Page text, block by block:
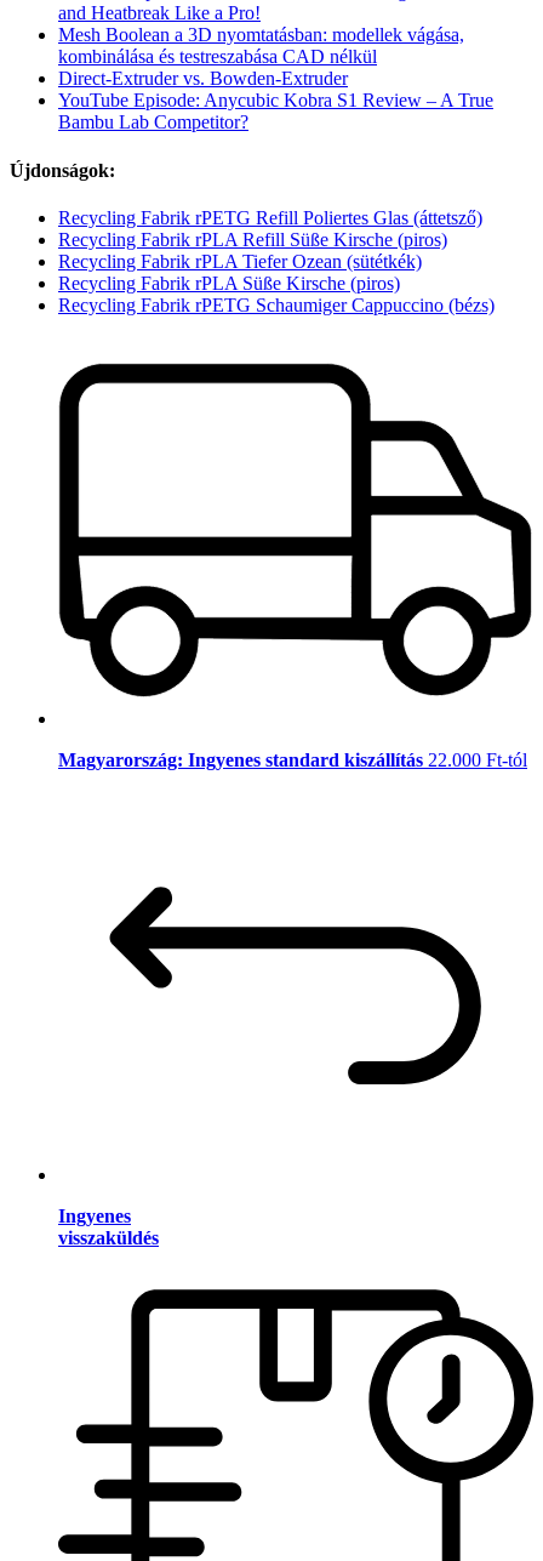
and Heatbreak Like a Pro!
Mesh Boolean a 3D nyomtatásban: modellek vágása,
kombinálása és testreszabása CAD nélkül
Direct-Extruder vs. Bowden-Extruder
YouTube Episode: Anycubic Kobra S1 Review – A True
Bambu Lab Competitor?
Újdonságok:
Recycling Fabrik rPETG Refill Poliertes Glas (áttetsző)
Recycling Fabrik rPLA Refill Süße Kirsche (piros)
Recycling Fabrik rPLA Tiefer Ozean (sütétkék)
Recycling Fabrik rPLA Süße Kirsche (piros)
Recycling Fabrik rPETG Schaumiger Cappuccino (bézs)
Magyarország: Ingyenes standard kiszállítás 22.000 Ft-tól
Ingyenes
visszaküldés